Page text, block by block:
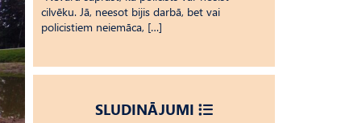
cilvēku. Jā, neesot bijis darbā, bet vai
policistiem neiemāca, […]
SLUDINĀJUMI